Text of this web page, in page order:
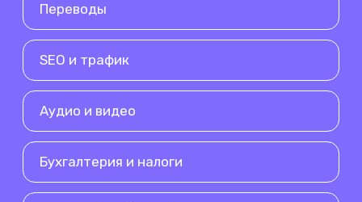
Переводы
SEO и трафик
Аудио и видео
Бухгалтерия и налоги